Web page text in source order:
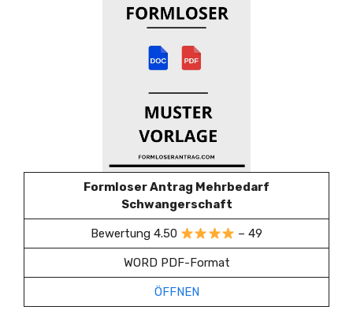
Formloser Antrag Mehrbedarf
Schwangerschaft
Bewertung 4.50 – 49
WORD PDF-Format
ÖFFNEN